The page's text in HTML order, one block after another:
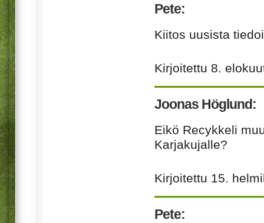
Pete:
Kiitos uusista
Kirjoitettu 8.
Joonas Höglund:
Eikö Recykkeli
Karjakujalle?
Kirjoitettu 15.
Pete: